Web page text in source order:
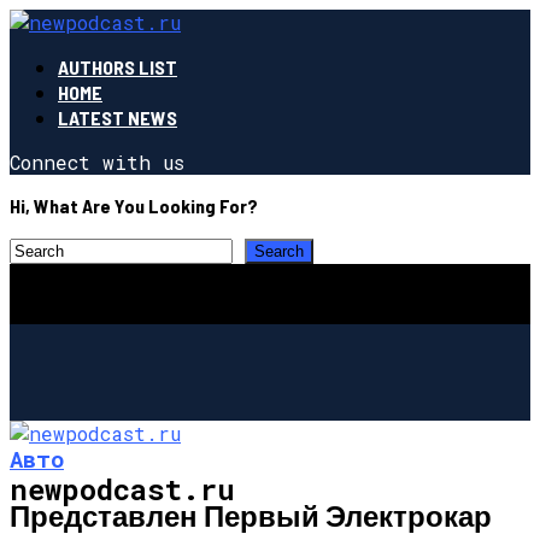
AUTHORS LIST
HOME
LATEST NEWS
Connect with us
Hi, What Are You Looking For?
newpodcast.ru
Авто
Представлен Первый Электрокар